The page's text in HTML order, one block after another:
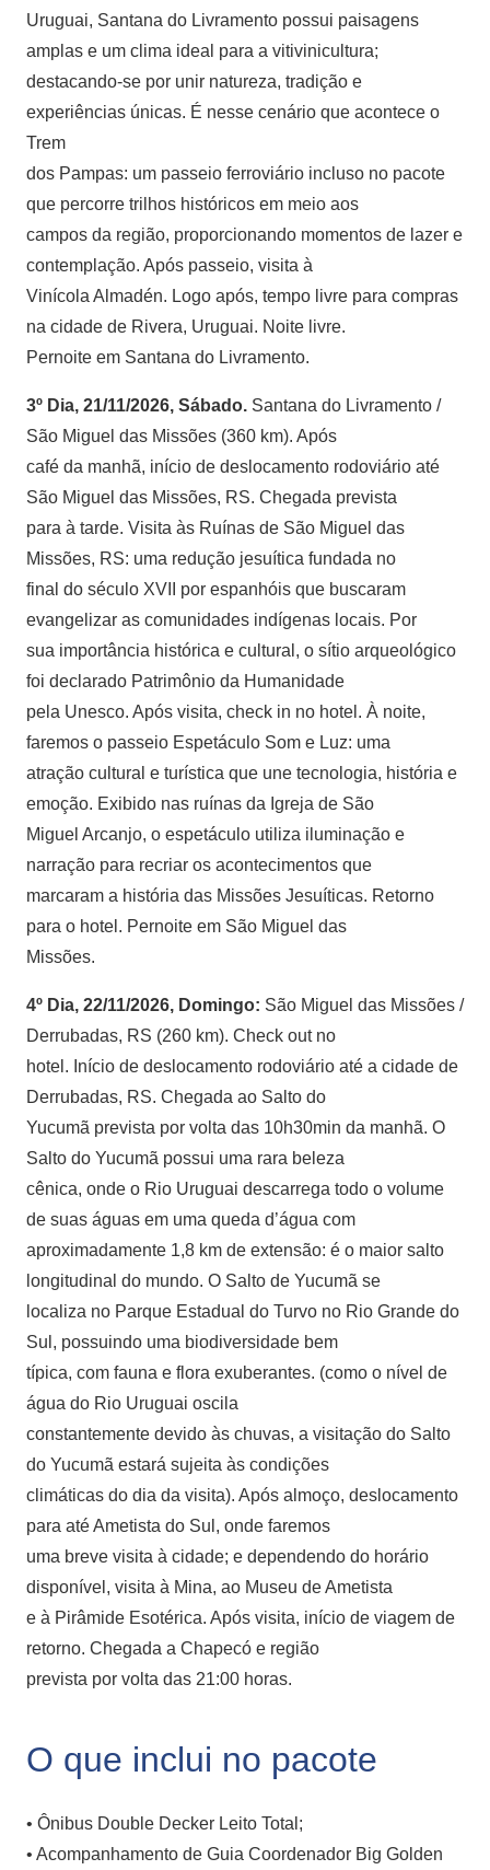
Uruguai, Santana do Livramento possui paisagens
amplas e um clima ideal para a vitivinicultura;
destacando-se por unir natureza, tradição e
experiências únicas. É nesse cenário que acontece o
Trem
dos Pampas: um passeio ferroviário incluso no pacote
que percorre trilhos históricos em meio aos
campos da região, proporcionando momentos de lazer e
contemplação. Após passeio, visita à
Vinícola Almadén. Logo após, tempo livre para compras
na cidade de Rivera, Uruguai. Noite livre.
Pernoite em Santana do Livramento.
3º Dia, 21/11/2026, Sábado. Santana do Livramento /
São Miguel das Missões (360 km). Após
café da manhã, início de deslocamento rodoviário até
São Miguel das Missões, RS. Chegada prevista
para à tarde. Visita às Ruínas de São Miguel das
Missões, RS: uma redução jesuítica fundada no
final do século XVII por espanhóis que buscaram
evangelizar as comunidades indígenas locais. Por
sua importância histórica e cultural, o sítio arqueológico
foi declarado Patrimônio da Humanidade
pela Unesco. Após visita, check in no hotel. À noite,
faremos o passeio Espetáculo Som e Luz: uma
atração cultural e turística que une tecnologia, história e
emoção. Exibido nas ruínas da Igreja de São
Miguel Arcanjo, o espetáculo utiliza iluminação e
narração para recriar os acontecimentos que
marcaram a história das Missões Jesuíticas. Retorno
para o hotel. Pernoite em São Miguel das
Missões.
4º Dia, 22/11/2026, Domingo: São Miguel das Missões /
Derrubadas, RS (260 km). Check out no
hotel. Início de deslocamento rodoviário até a cidade de
Derrubadas, RS. Chegada ao Salto do
Yucumã prevista por volta das 10h30min da manhã. O
Salto do Yucumã possui uma rara beleza
cênica, onde o Rio Uruguai descarrega todo o volume
de suas águas em uma queda d’água com
aproximadamente 1,8 km de extensão: é o maior salto
longitudinal do mundo. O Salto de Yucumã se
localiza no Parque Estadual do Turvo no Rio Grande do
Sul, possuindo uma biodiversidade bem
típica, com fauna e flora exuberantes. (como o nível de
água do Rio Uruguai oscila
constantemente devido às chuvas, a visitação do Salto
do Yucumã estará sujeita às condições
climáticas do dia da visita). Após almoço, deslocamento
para até Ametista do Sul, onde faremos
uma breve visita à cidade; e dependendo do horário
disponível, visita à Mina, ao Museu de Ametista
e à Pirâmide Esotérica. Após visita, início de viagem de
retorno. Chegada a Chapecó e região
prevista por volta das 21:00 horas.
O que inclui no pacote
• Ônibus Double Decker Leito Total;
• Acompanhamento de Guia Coordenador Big Golden